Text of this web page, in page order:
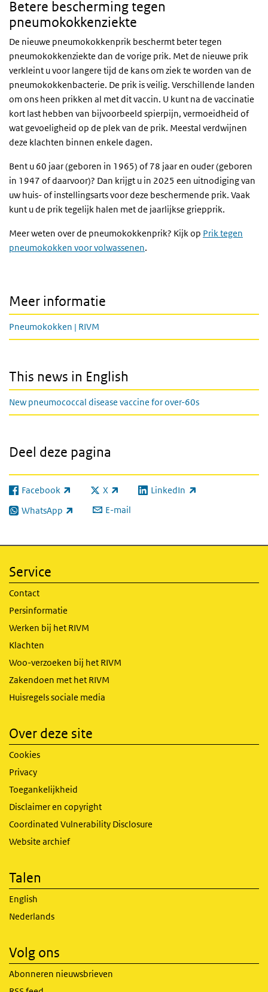
Betere bescherming tegen
pneumokokkenziekte
De nieuwe pneumokokkenprik beschermt beter tegen
pneumokokkenziekte dan de vorige prik. Met de nieuwe prik
verkleint u voor langere tijd de kans om ziek te worden van de
pneumokokkenbacterie. De prik is veilig. Verschillende landen
om ons heen prikken al met dit vaccin. U kunt na de vaccinatie
kort last hebben van bijvoorbeeld spierpijn, vermoeidheid of
wat gevoeligheid op de plek van de prik. Meestal verdwijnen
deze klachten binnen enkele dagen.
Bent u 60 jaar (geboren in 1965) of 78 jaar en ouder (geboren
in 1947 of daarvoor)? Dan krijgt u in 2025 een uitnodiging van
uw huis- of instellingsarts voor deze beschermende prik. Vaak
kunt u de prik tegelijk halen met de jaarlijkse griepprik.
Meer weten over de pneumokokkenprik? Kijk op Prik tegen
pneumokokken voor volwassenen.
Meer informatie
Pneumokokken | RIVM
This news in English
New pneumococcal disease vaccine for over-60s
Deel deze pagina
Facebook
(externe link) X
(externe link) LinkedIn
(externe link)
WhatsApp
(externe link) E-mail
Service
Contact
Persinformatie
Werken bij het RIVM
Klachten
Woo-verzoeken bij het RIVM
Zakendoen met het RIVM
Huisregels sociale media
Over deze site
Cookies
Privacy
Toegankelijkheid
Disclaimer en copyright
Coordinated Vulnerability Disclosure
Website archief
Talen
English
Nederlands
Volg ons
Abonneren nieuwsbrieven